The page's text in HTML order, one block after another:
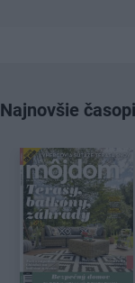
Najnovšie